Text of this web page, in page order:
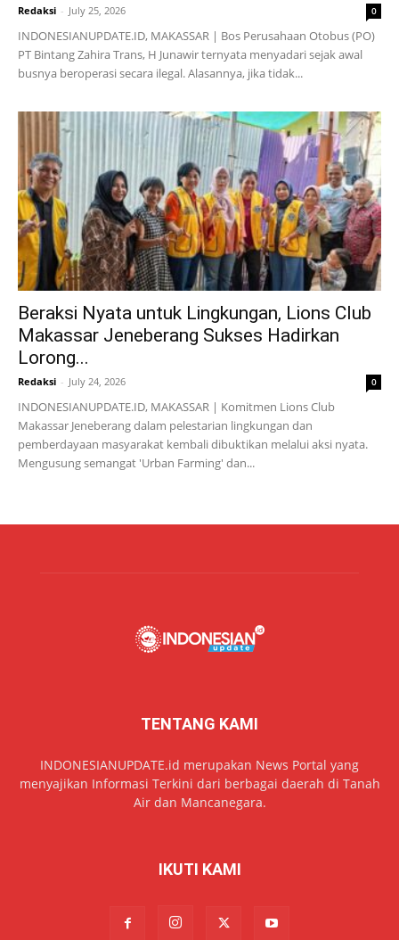
Redaksi - July 25, 2026 0
INDONESIANUPDATE.ID, MAKASSAR | Bos Perusahaan Otobus (PO)
PT Bintang Zahira Trans, H Junawir ternyata menyadari sejak awal
busnya beroperasi secara ilegal. Alasannya, jika tidak...
Beraksi Nyata untuk Lingkungan, Lions Club
Makassar Jeneberang Sukses Hadirkan
Lorong...
Redaksi - July 24, 2026 0
INDONESIANUPDATE.ID, MAKASSAR | Komitmen Lions Club
Makassar Jeneberang dalam pelestarian lingkungan dan
pemberdayaan masyarakat kembali dibuktikan melalui aksi nyata.
Mengusung semangat 'Urban Farming' dan...
TENTANG KAMI
INDONESIANUPDATE.id merupakan News Portal yang
menyajikan Informasi Terkini dari berbagai daerah di Tanah
Air dan Mancanegara.
IKUTI KAMI